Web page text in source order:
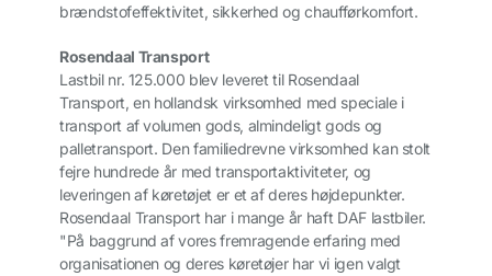
brændstofeffektivitet, sikkerhed og chaufførkomfort.
Rosendaal Transport
Lastbil nr. 125.000 blev leveret til Rosendaal
Transport, en hollandsk virksomhed med speciale i
transport af volumen gods, almindeligt gods og
palletransport. Den familiedrevne virksomhed kan stolt
fejre hundrede år med transportaktiviteter, og
leveringen af køretøjet er et af deres højdepunkter.
Rosendaal Transport har i mange år haft DAF lastbiler.
"På baggrund af vores fremragende erfaring med
organisationen og deres køretøjer har vi igen valgt